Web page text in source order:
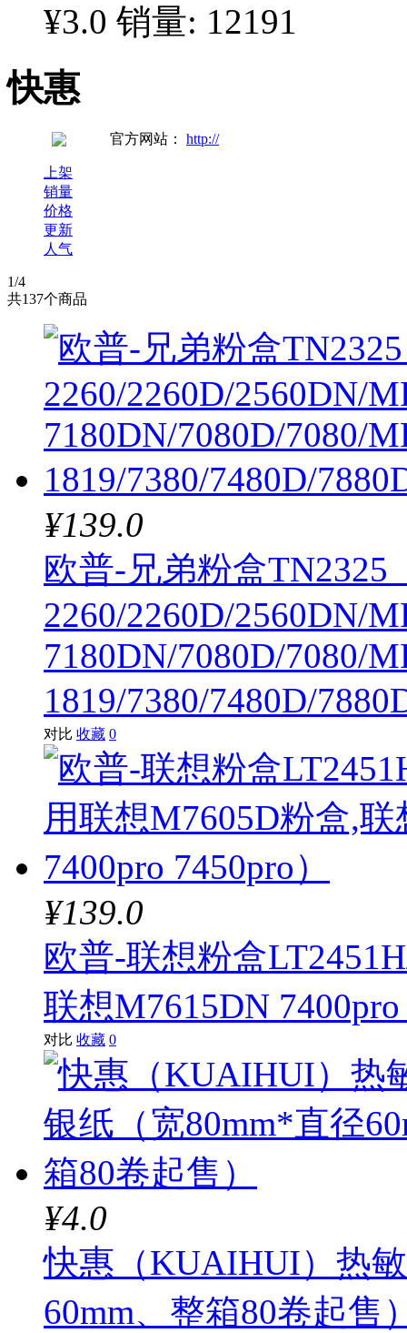
¥3.0 销量: 12191
快惠
官方网站： http://
上架
销量
价格
更新
人气
1/4
共137个商品
¥139.0
欧普-兄弟粉盒TN2325
2260/2260D/2560DN/
7180DN/7080D/7080/
1819/7380/7480D/
对比 收藏 0
¥139.0
欧普-联想粉盒
联想M7615DN
对比 收藏 0
¥4.0
快惠（KUAIHUI）热
60mm、整箱80卷起售